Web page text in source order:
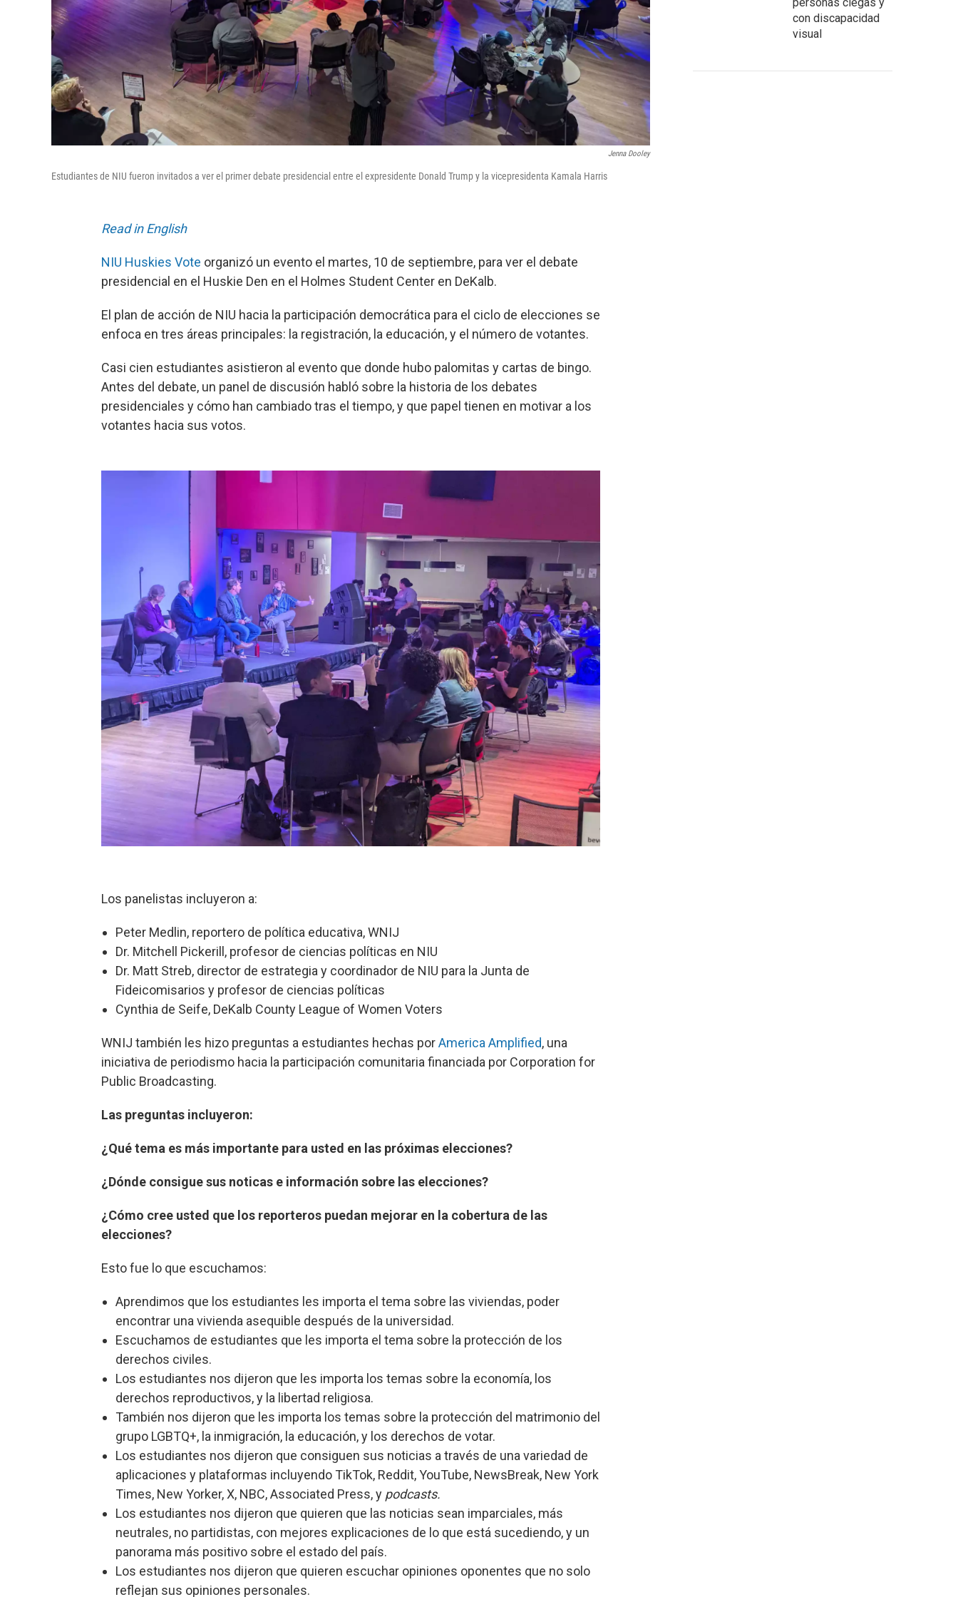
Jenna Dooley
Estudiantes de NIU fueron invitados a ver el primer debate presidencial entre el expresidente Donald Trump y la vicepresidenta Kamala Harris
Read in English
NIU Huskies Vote organizó un evento el martes, 10 de septiembre, para ver el debate
presidencial en el Huskie Den en el Holmes Student Center en DeKalb.
El plan de acción de NIU hacia la participación democrática para el ciclo de elecciones se
enfoca en tres áreas principales: la registración, la educación, y el número de votantes.
Casi cien estudiantes asistieron al evento que donde hubo palomitas y cartas de bingo.
Antes del debate, un panel de discusión habló sobre la historia de los debates
presidenciales y cómo han cambiado tras el tiempo, y que papel tienen en motivar a los
votantes hacia sus votos.
Los panelistas incluyeron a:
Peter Medlin, reportero de política educativa, WNIJ
Dr. Mitchell Pickerill, profesor de ciencias políticas en NIU
Dr. Matt Streb, director de estrategia y coordinador de NIU para la Junta de
Fideicomisarios y profesor de ciencias políticas
Cynthia de Seife, DeKalb County League of Women Voters
WNIJ también les hizo preguntas a estudiantes hechas porAmerica Amplified, una
iniciativa de periodismo hacia la participación comunitaria financiada por Corporation for
Public Broadcasting.
Las preguntas incluyeron:
¿Qué tema es más importante para usted en las próximas elecciones?
¿Dónde consigue sus noticas e información sobre las elecciones?
¿Cómo cree usted que los reporteros puedan mejorar en la cobertura de las
elecciones?
Esto fue lo que escuchamos:
Aprendimos que los estudiantes les importa el tema sobre las viviendas, poder
encontrar una vivienda asequible después de la universidad.
Escuchamos de estudiantes que les importa el tema sobre la protección de los
derechos civiles.
Los estudiantes nos dijeron que les importa los temas sobre la economía, los
derechos reproductivos, y la libertad religiosa.
También nos dijeron que les importa los temas sobre la protección del matrimonio del
grupo LGBTQ+, la inmigración, la educación, y los derechos de votar.
Los estudiantes nos dijeron que consiguen sus noticias a través de una variedad de
aplicaciones y plataformas incluyendo TikTok, Reddit, YouTube, NewsBreak, New York
Times, New Yorker, X, NBC, Associated Press, y podcasts.
Los estudiantes nos dijeron que quieren que las noticias sean imparciales, más
neutrales, no partidistas, con mejores explicaciones de lo que está sucediendo, y un
panorama más positivo sobre el estado del país.
Los estudiantes nos dijeron que quieren escuchar opiniones oponentes que no solo
reflejan sus opiniones personales.
con discapacidad
visual